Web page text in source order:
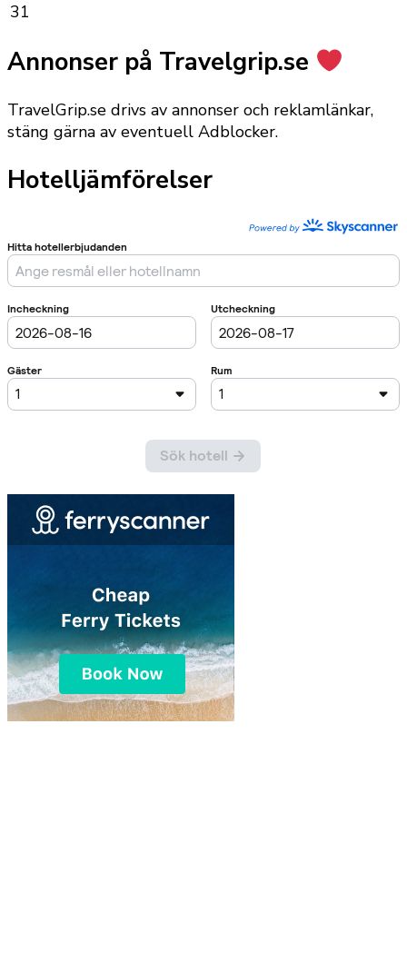
31
Annonser på Travelgrip.se
TravelGrip.se drivs av annonser och reklamlänkar,
stäng gärna av eventuell Adblocker.
Hotelljämförelser